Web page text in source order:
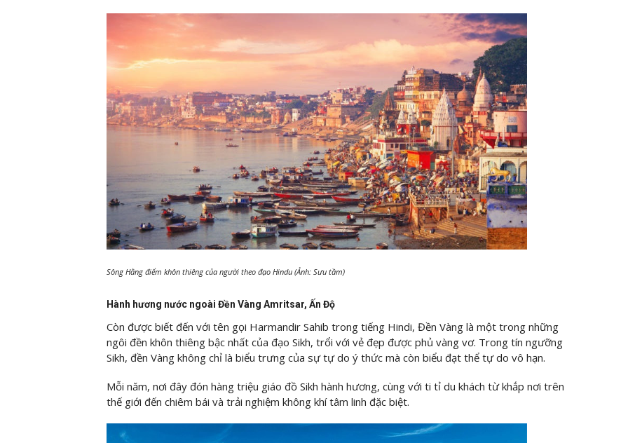
Sông Hằng điểm khôn thiêng của người theo đạo Hindu (Ảnh: Sưu tầm)
Hành hương nước ngoài Đền Vàng Amritsar, Ấn Độ
Còn được biết đến với tên gọi Harmandir Sahib trong tiếng Hindi, Đền Vàng là một trong những
ngôi đền khôn thiêng bậc nhất của đạo Sikh, trổi với vẻ đẹp được phủ vàng vơ. Trong tín ngưỡng
Sikh, đền Vàng không chỉ là biểu trưng của sự tự do ý thức mà còn biểu đạt thể tự do vô hạn.
Mỗi năm, nơi đây đón hàng triệu giáo đồ Sikh hành hương, cùng với ti tỉ du khách từ khắp nơi trên
thế giới đến chiêm bái và trải nghiệm không khí tâm linh đặc biệt.